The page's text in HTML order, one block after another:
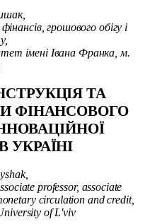
грошового обігу і
імені Івана Франка, м.
ТА
ФІНАНСОВОГО
УКРАЇНІ
,
professor, associate
circulation and credit,
of L'viv